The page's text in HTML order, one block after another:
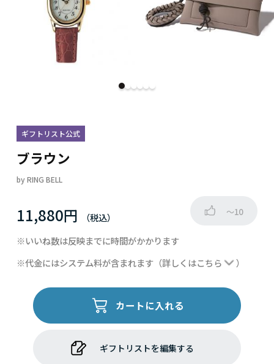
ギフトリスト公式
ブラウン
byRING BELL
11,880円 ～10
※いいね数は反映までに時間がかかります
※代金にはシステム料が含まれます（詳しくはこちら ）
カートに入れる
ギフトリストを編集する